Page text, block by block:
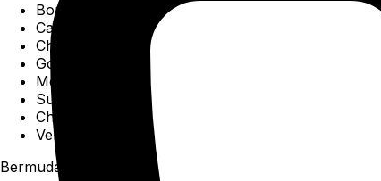
Boné
Carteiras
Chaveiros
Gorros
Meias
Sunga
Chinelos
Ver todos
Bermudas